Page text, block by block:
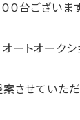
台ございます
ートオークシ
させていただ